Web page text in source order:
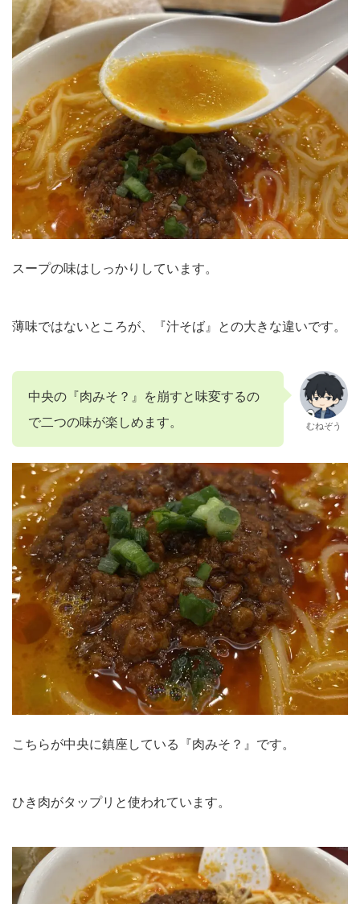
スープの味はしっかりしています。
薄味ではないところが、『汁そば』との大きな違いです。
中央の『肉みそ？』を崩すと味変するの
で二つの味が楽しめます。
むねぞう
こちらが中央に鎮座している『肉みそ？』です。
ひき肉がタップリと使われています。